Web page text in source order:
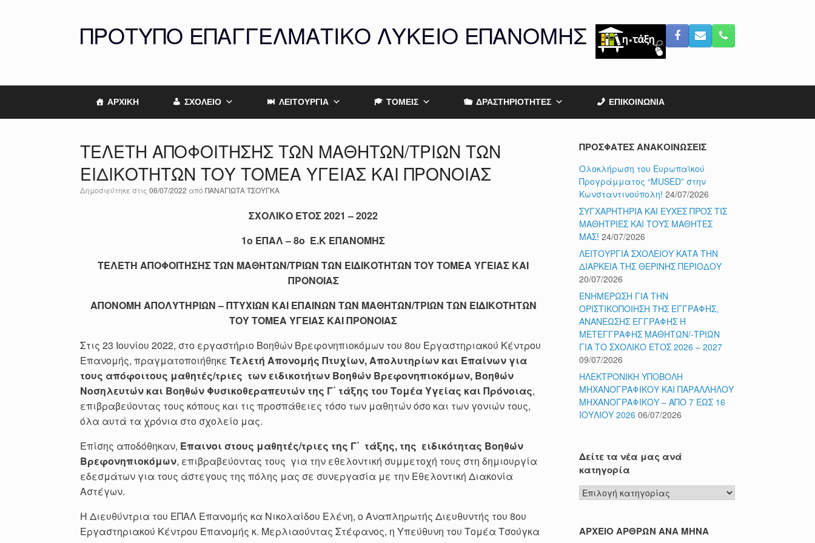
ΠΡΟΤΥΠΟ ΕΠΑΓΓΕΛΜΑΤΙΚΟ ΛΥΚΕΙΟ ΕΠΑΝΟΜΗΣ
ΑΡΧΙΚΗ ΣΧΟΛΕΙΟ ΛΕΙΤΟΥΡΓΙΑ ΤΟΜΕΙΣ ΔΡΑΣΤΗΡΙΟΤΗΤΕΣ ΕΠΙΚΟΙΝΩΝΙΑ
ΤΕΛΕΤΗ ΑΠΟΦΟΙΤΗΣΗΣ ΤΩΝ ΜΑΘΗΤΩΝ/ΤΡΙΩΝ ΤΩΝ
ΕΙΔΙΚΟΤΗΤΩΝ ΤΟΥ ΤΟΜΕΑ ΥΓΕΙΑΣ ΚΑΙ ΠΡΟΝΟΙΑΣ
Δημοσιεύτηκε στις 06/07/2022 από ΠΑΝΑΓΙΩΤΑ ΤΣΟΥΓΚΑ
ΣΧΟΛΙΚΟ ΕΤΟΣ 2021 – 2022
1o ΕΠΑΛ – 8ο Ε.Κ ΕΠΑΝΟΜΗΣ
ΤΕΛΕΤΗ ΑΠΟΦΟΙΤΗΣΗΣ ΤΩΝ ΜΑΘΗΤΩΝ/ΤΡΙΩΝ ΤΩΝ ΕΙΔΙΚΟΤΗΤΩΝ ΤΟΥ ΤΟΜΕΑ ΥΓΕΙΑΣ ΚΑΙ
ΠΡΟΝΟΙΑΣ
ΑΠΟΝΟΜΗ ΑΠΟΛΥΤΗΡΙΩΝ – ΠΤΥΧΙΩΝ ΚΑΙ ΕΠΑΙΝΩΝ ΤΩΝ ΜΑΘΗΤΩΝ/ΤΡΙΩΝ ΤΩΝ ΕΙΔΙΚΟΤΗΤΩΝ
ΤΟΥ ΤΟΜΕΑ ΥΓΕΙΑΣ ΚΑΙ ΠΡΟΝΟΙΑΣ
Στις 23 Ιουνίου 2022, στο εργαστήριο Βοηθών Βρεφονηπιοκόμων του 8ου Εργαστηριακού Κέντρου
Επανομής, πραγματοποιήθηκε Τελετή Απονομής Πτυχίων, Απολυτηρίων και Επαίνων για
τους απόφοιτους μαθητές/τριες των ειδικοτήτων Βοηθών Βρεφονηπιοκόμων, Βοηθών
Νοσηλευτών και Βοηθών Φυσικοθεραπευτών της Γ΄ τάξης του Τομέα Υγείας και Πρόνοιας,
επιβραβεύοντας τους κόπους και τις προσπάθειες τόσο των μαθητών όσο και των γονιών τους,
όλα αυτά τα χρόνια στο σχολείο μας.
Επίσης αποδόθηκαν, Έπαινοι στους μαθητές/τριες της Γ΄ τάξης, της ειδικότητας Βοηθών
Βρεφονηπιοκόμων, επιβραβεύοντας τους για την εθελοντική συμμετοχή τους στη δημιουργία
εδεσμάτων για τους άστεγους της πόλης μας σε συνεργασία με την Εθελοντική Διακονία
Αστέγων.
Η Διευθύντρια του ΕΠΑΛ Επανομής κα Νικολαίδου Ελένη, ο Αναπληρωτής Διευθυντής του 8ου
Εργαστηριακού Κέντρου Επανομής κ. Μερλιαούντας Στέφανος, η Υπεύθυνη του Τομέα Τσούγκα
ΠΡΟΣΦΑΤΕΣ ΑΝΑΚΟΙΝΩΣΕΙΣ
Ολοκλήρωση του Ευρωπαϊκού
Προγράμματος “MUSED” στην
Κωνσταντινούπολη! 24/07/2026
ΣΥΓΧΑΡΗΤΗΡΙΑ ΚΑΙ ΕΥΧΕΣ ΠΡΟΣ ΤΙΣ
ΜΑΘΗΤΡΙΕΣ ΚΑΙ ΤΟΥΣ ΜΑΘΗΤΕΣ
ΜΑΣ! 24/07/2026
ΛΕΙΤΟΥΡΓΙΑ ΣΧΟΛΕΙΟΥ ΚΑΤΑ ΤΗΝ
ΔΙΑΡΚΕΙΑ ΤΗΣ ΘΕΡΙΝΗΣ ΠΕΡΙΟΔΟΥ
20/07/2026
ΕΝΗΜΕΡΩΣΗ ΓΙΑ ΤΗΝ
ΟΡΙΣΤΙΚΟΠΟΙΗΣΗ ΤΗΣ ΕΓΓΡΑΦΗΣ,
ΑΝΑΝΕΩΣΗΣ ΕΓΓΡΑΦΗΣ Ή
ΜΕΤΕΓΓΡΑΦΗΣ ΜΑΘΗΤΩΝ/-ΤΡΙΩΝ
ΓΙΑ ΤΟ ΣΧΟΛΙΚΟ ΕΤΟΣ 2026 – 2027
09/07/2026
ΗΛΕΚΤΡΟΝΙΚΗ ΥΠΟΒΟΛΗ
ΜΗΧΑΝΟΓΡΑΦΙΚΟΥ ΚΑΙ ΠΑΡΑΛΛΗΛΟΥ
ΜΗΧΑΝΟΓΡΑΦΙΚΟΥ – ΑΠΟ 7 ΕΩΣ 16
ΙΟΥΛΙΟΥ 2026 06/07/2026
Δείτε τα νέα μας ανά
κατηγορία
Δείτε
τα
μας
ΑΡΧΕΙΟ ΑΡΘΡΩΝ ΑΝΑ ΜΗΝΑ